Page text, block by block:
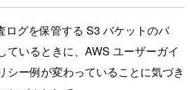
ログを保管する S3 バケットのバ
ているときに、AWS ユーザーガイ
シー例が変わっていることに気づき